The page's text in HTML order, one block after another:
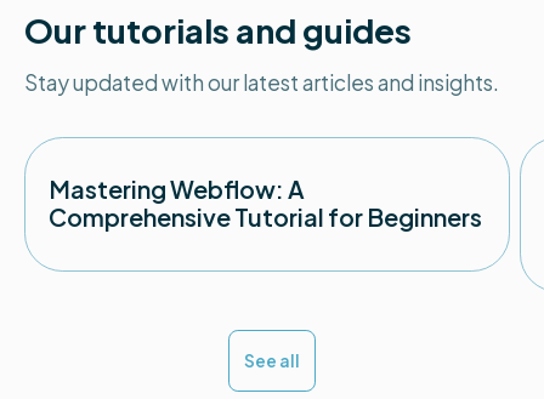
Our tutorials and guides
Stay updated with our latest articles and insights.
Mastering Webflow: A
Comprehensive Tutorial for Beginners
See all